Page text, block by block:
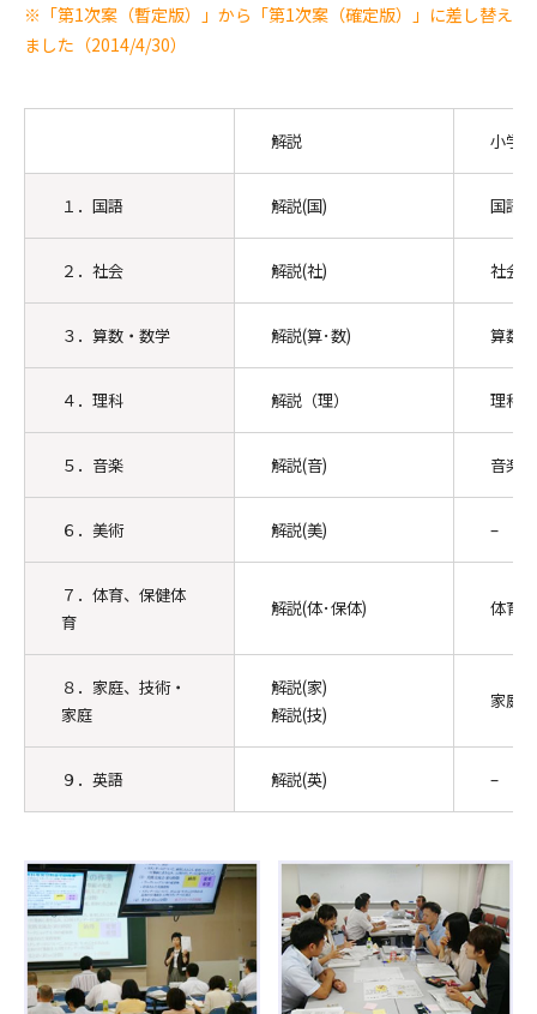
※ 「第1次案（暫定版）」から「第1次案（確定版）」に差し替え
ました（2014/4/30）
解説 小学校
１．国語 解説(国) 国語
２．社会 解説(社) 社会
３．算数・数学 解説(算･数) 算数
４．理科 解説（理） 理科
５．音楽 解説(音) 音楽
６．美術 解説(美) –
７．体育、保健体
育
解説(体･保体) 体育･
８．家庭、技術・
家庭
解説(家)
解説(技)
家庭･
９．英語 解説(英) –